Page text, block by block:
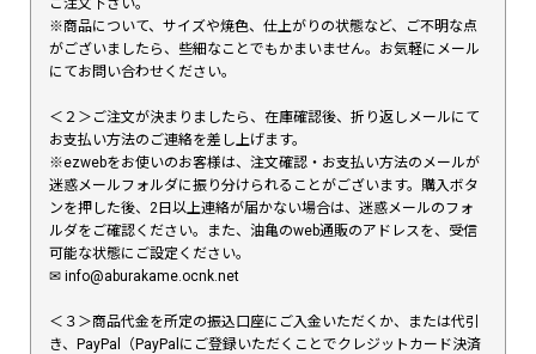
※商品について、サイズや焼色、仕上がりの状態など、ご不明な点
がございましたら、些細なことでもかまいません。お気軽にメール
にてお問い合わせください。
＜２＞ご注文が決まりましたら、在庫確認後、折り返しメールにて
お支払い方法のご連絡を差し上げます。
※ezwebをお使いのお客様は、注文確認・お支払い方法のメールが
迷惑メールフォルダに振り分けられることがございます。購入ボタ
ンを押した後、2日以上連絡が届かない場合は、迷惑メールのフォ
ルダをご確認ください。また、油亀のweb通販のアドレスを、受信
可能な状態にご設定ください。
✉︎ info@aburakame.ocnk.net
＜３＞商品代金を所定の振込口座にご入金いただくか、または代引
き、PayPal（PayPalにご登録いただくことでクレジットカード決済